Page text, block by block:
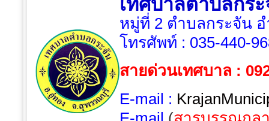
หมู่ที่ 2 ตำบลกระจัน
โทรศัพท์ : 035-440-
สายด่วนเทศบาล :
E-mail :